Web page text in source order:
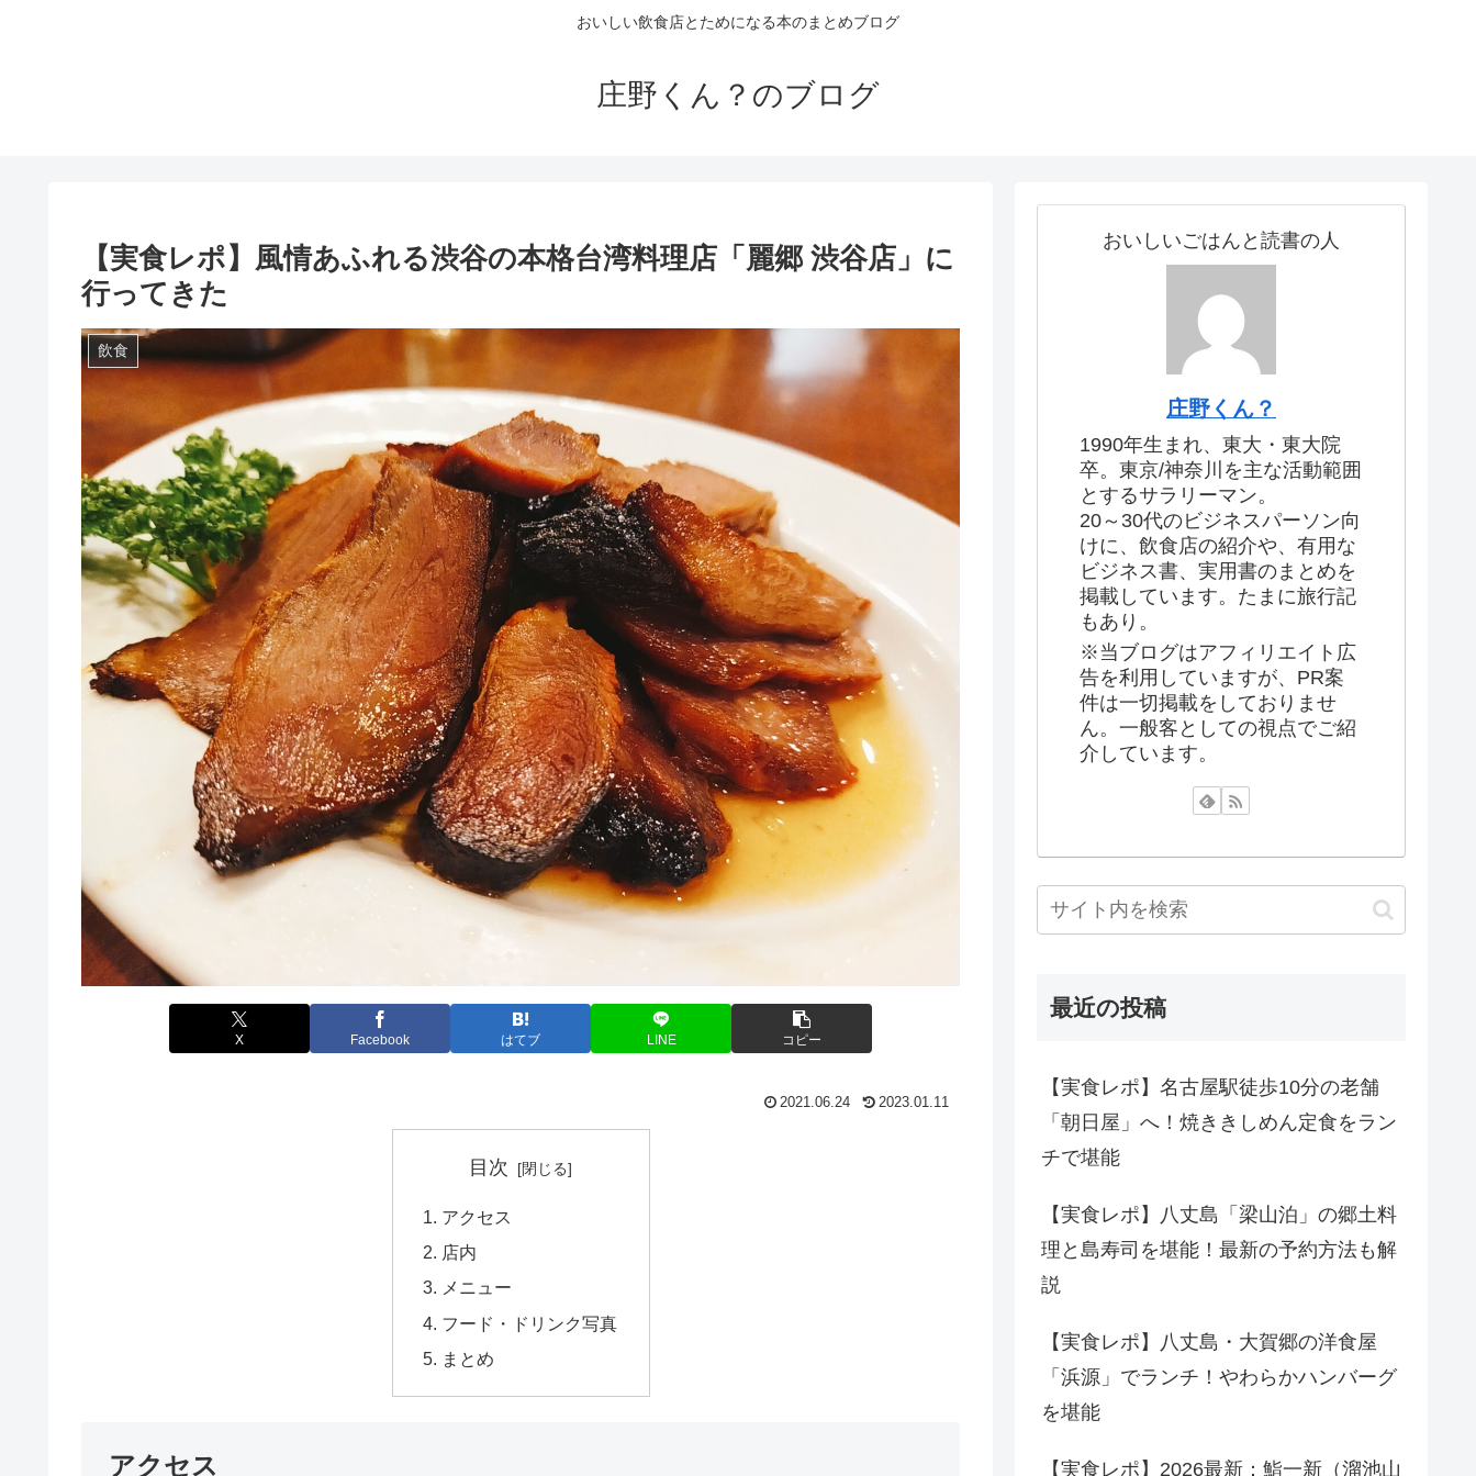
おいしい飲食店とためになる本のまとめブログ
庄野くん？のブログ
【実食レポ】風情あふれる渋谷の本格台湾料理店「麗郷 渋谷店」に
行ってきた
飲食
X Facebook はてブ LINE コピー
2021.06.24 2023.01.11
目次
アクセス
店内
メニュー
フード・ドリンク写真
まとめ
アクセス
おいしいごはんと読書の人
庄野くん？
1990年生まれ、東大・東大院
卒。東京/神奈川を主な活動範囲
とするサラリーマン。
20～30代のビジネスパーソン向
けに、飲食店の紹介や、有用な
ビジネス書、実用書のまとめを
掲載しています。たまに旅行記
もあり。
※当ブログはアフィリエイト広
告を利用していますが、PR案
件は一切掲載をしておりませ
ん。一般客としての視点でご紹
介しています。
最近の投稿
【実食レポ】名古屋駅徒歩10分の老舗
「朝日屋」へ！焼ききしめん定食をラン
チで堪能
【実食レポ】八丈島「梁山泊」の郷土料
理と島寿司を堪能！最新の予約方法も解
説
【実食レポ】八丈島・大賀郷の洋食屋
「浜源」でランチ！やわらかハンバーグ
を堪能
【実食レポ】2026最新：鮨一新（溜池山